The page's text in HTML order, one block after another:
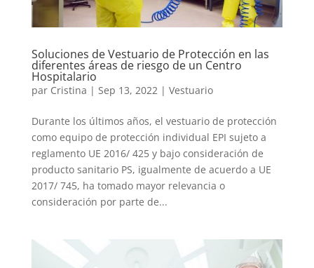
Soluciones de Vestuario de Protección en las
diferentes áreas de riesgo de un Centro
Hospitalario
par Cristina | Sep 13, 2022| Vestuario
Durante los últimos años, el vestuario de protección
como equipo de protección individual EPI sujeto a
reglamento UE 2016/ 425 y bajo consideración de
producto sanitario PS, igualmente de acuerdo a UE
2017/ 745, ha tomado mayor relevancia o
consideración por parte de...